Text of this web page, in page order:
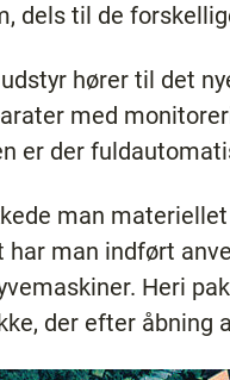
dels til de
hører til det
med
er der
man
man indført
Heri
der efter åbning